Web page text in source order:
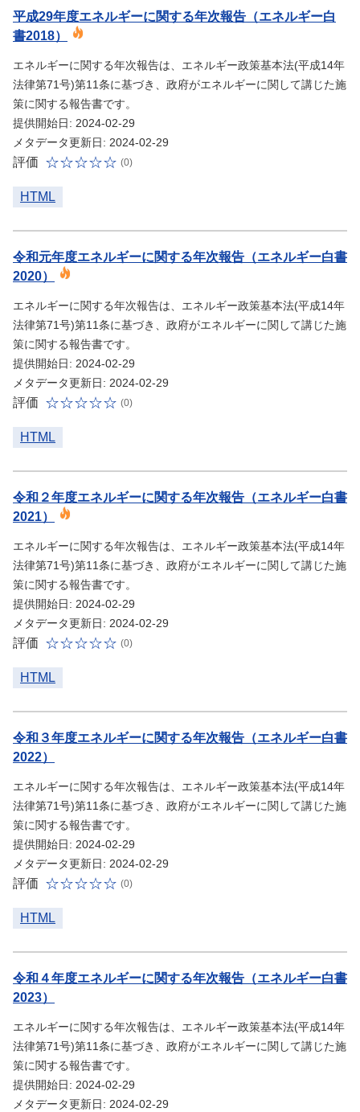
平成29年度エネルギーに関する年次報告（エネルギー白
書2018）
エネルギーに関する年次報告は、エネルギー政策基本法(平成14年
法律第71号)第11条に基づき、政府がエネルギーに関して講じた施
策に関する報告書です。
提供開始日: 2024-02-29
メタデータ更新日: 2024-02-29
評価 (0)
HTML
令和元年度エネルギーに関する年次報告（エネルギー白書
2020）
エネルギーに関する年次報告は、エネルギー政策基本法(平成14年
法律第71号)第11条に基づき、政府がエネルギーに関して講じた施
策に関する報告書です。
提供開始日: 2024-02-29
メタデータ更新日: 2024-02-29
評価 (0)
HTML
令和２年度エネルギーに関する年次報告（エネルギー白書
2021）
エネルギーに関する年次報告は、エネルギー政策基本法(平成14年
法律第71号)第11条に基づき、政府がエネルギーに関して講じた施
策に関する報告書です。
提供開始日: 2024-02-29
メタデータ更新日: 2024-02-29
評価 (0)
HTML
令和３年度エネルギーに関する年次報告（エネルギー白書
2022）
エネルギーに関する年次報告は、エネルギー政策基本法(平成14年
法律第71号)第11条に基づき、政府がエネルギーに関して講じた施
策に関する報告書です。
提供開始日: 2024-02-29
メタデータ更新日: 2024-02-29
評価 (0)
HTML
令和４年度エネルギーに関する年次報告（エネルギー白書
2023）
エネルギーに関する年次報告は、エネルギー政策基本法(平成14年
法律第71号)第11条に基づき、政府がエネルギーに関して講じた施
策に関する報告書です。
提供開始日: 2024-02-29
メタデータ更新日: 2024-02-29